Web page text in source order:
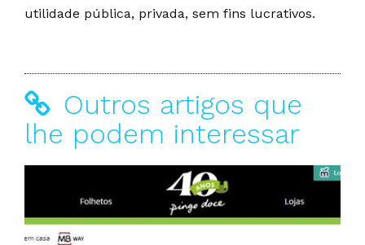
utilidade pública, privada, sem fins lucrativos.
Outros artigos que
lhe podem interessar